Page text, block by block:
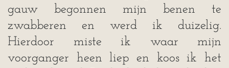
gauw begonnen mijn benen te
zwabberen en werd ik duizelig.
Hierdoor miste ik waar mijn
voorganger heen liep en koos ik het